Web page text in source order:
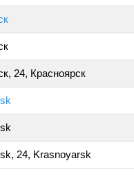
24, Красноярск
24, Krasnoyarsk